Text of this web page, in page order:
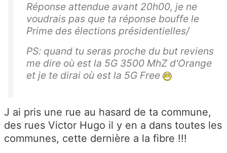
Réponse attendue avant 20h00, je ne
voudrais pas que ta réponse bouffe le
Prime des élections présidentielles/
PS: quand tu seras proche du but reviens
me dire où est la 5G 3500 MhZ d'Orange
et je te dirai où est la 5G Free
J ai pris une rue au hasard de ta commune,
des rues Victor Hugo il y en a dans toutes les
communes, cette dernière a la fibre !!!